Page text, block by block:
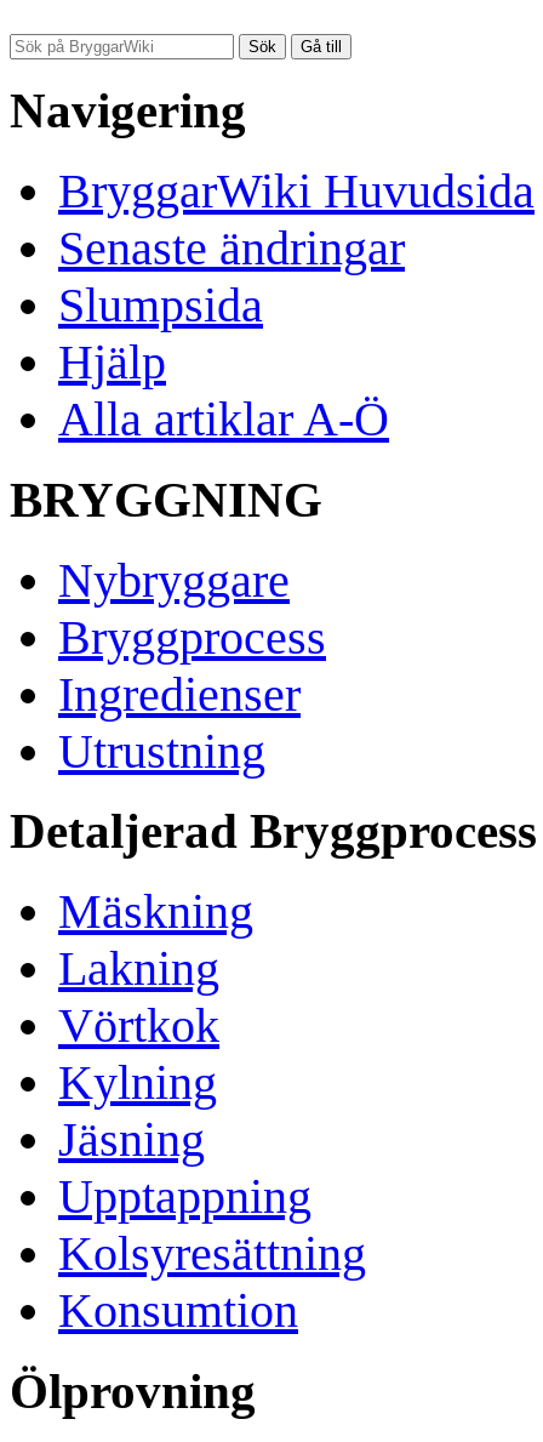
Navigering
BryggarWiki Huvudsida
Senaste ändringar
Slumpsida
Hjälp
Alla artiklar A-Ö
BRYGGNING
Nybryggare
Bryggprocess
Ingredienser
Utrustning
Detaljerad Bryggprocess
Mäskning
Lakning
Vörtkok
Kylning
Jäsning
Upptappning
Kolsyresättning
Konsumtion
Ölprovning